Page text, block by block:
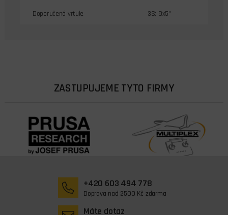
Doporučená vrtule 3S: 9x5"
ZASTUPUJEME TYTO FIRMY
+420 603 494 778
Doprava nad 2500 Kč zdarma
Máte dotaz